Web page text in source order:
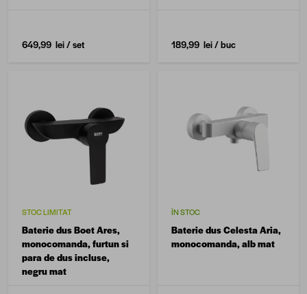
649,99 lei/ set 189,99 lei/ buc
STOC LIMITAT
Baterie dus Boet Ares,
monocomanda, furtun si
para de dus incluse,
negru mat
ÎN STOC
Baterie dus Celesta Aria,
monocomanda, alb mat